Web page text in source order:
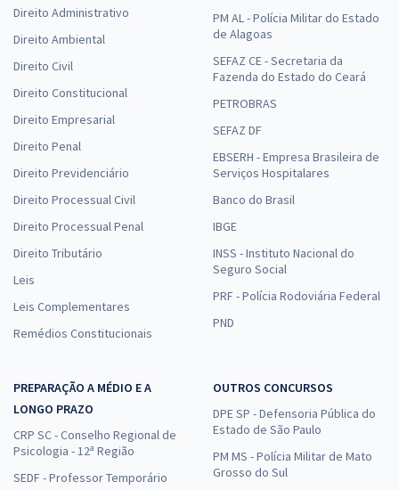
Direito Administrativo
Direito Ambiental
Direito Civil
Direito Constitucional
Direito Empresarial
Direito Penal
Direito Previdenciário
Direito Processual Civil
Direito Processual Penal
Direito Tributário
Leis
Leis Complementares
Remédios Constitucionais
PM AL - Polícia Militar do Estado
de Alagoas
SEFAZ CE - Secretaria da
Fazenda do Estado do Ceará
PETROBRAS
SEFAZ DF
EBSERH - Empresa Brasileira de
Serviços Hospitalares
Banco do Brasil
IBGE
INSS - Instituto Nacional do
Seguro Social
PRF - Polícia Rodoviária Federal
PND
PREPARAÇÃO A MÉDIO E A
LONGO PRAZO
CRP SC - Conselho Regional de
Psicologia - 12ª Região
SEDF - Professor Temporário
OUTROS CONCURSOS
DPE SP - Defensoria Pública do
Estado de São Paulo
PM MS - Polícia Militar de Mato
Grosso do Sul